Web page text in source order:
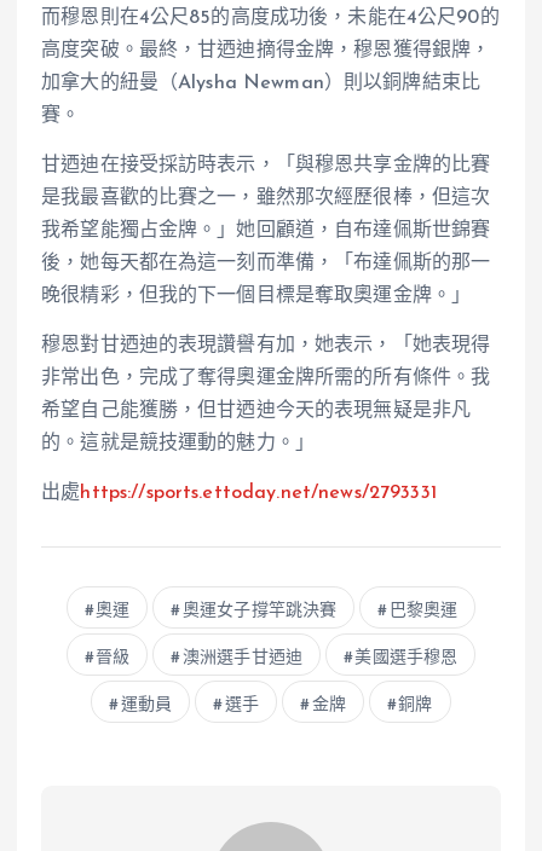
而穆恩則在4公尺85的高度成功後，未能在4公尺90的
高度突破。最終，甘迺迪摘得金牌，穆恩獲得銀牌，
加拿大的紐曼（Alysha Newman）則以銅牌結束比
賽。
甘迺迪在接受採訪時表示，「與穆恩共享金牌的比賽
是我最喜歡的比賽之一，雖然那次經歷很棒，但這次
我希望能獨占金牌。」她回顧道，自布達佩斯世錦賽
後，她每天都在為這一刻而準備，「布達佩斯的那一
晚很精彩，但我的下一個目標是奪取奧運金牌。」
穆恩對甘迺迪的表現讚譽有加，她表示，「她表現得
非常出色，完成了奪得奧運金牌所需的所有條件。我
希望自己能獲勝，但甘迺迪今天的表現無疑是非凡
的。這就是競技運動的魅力。」
出處https://sports.ettoday.net/news/2793331
奧運 奧運女子撐竿跳決賽 巴黎奧運
晉級 澳洲選手甘迺迪 美國選手穆恩
運動員 選手 金牌 銅牌